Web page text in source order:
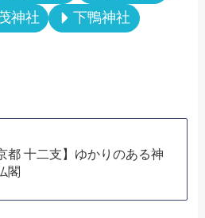
神社
下鴨神社
都 十二支】ゆかりのある神
閣